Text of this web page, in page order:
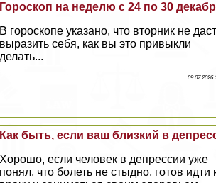
Гороскоп на неделю с 24 по 30
В гороскопе указано, что вторник не даст
выразить себя, как вы это привыкли
делать...
09 07 2026
Как быть, если ваш близкий в
Хорошо, если человек в депрессии уже
понял, что болеть не стыдно, готов идти